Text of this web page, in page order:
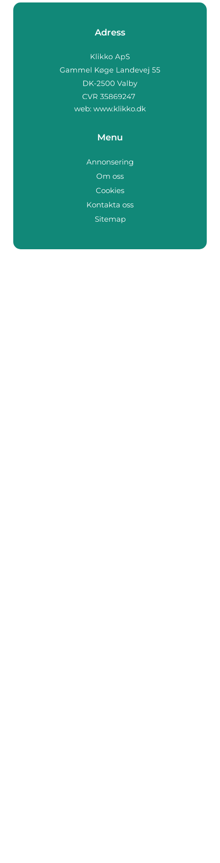
Adress
web: www.klikko.dk
Menu
Annonsering
Om oss
Cookies
Kontakta oss
Sitemap